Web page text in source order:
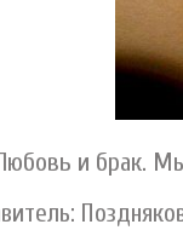
и брак.